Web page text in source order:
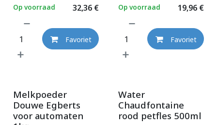
32,36€
Op voorraad
Favoriet
19,96€
Op voorraad
Favoriet
Melkpoeder
Douwe Egberts
voor automaten
Water
Chaudfontaine
rood petfles 500ml